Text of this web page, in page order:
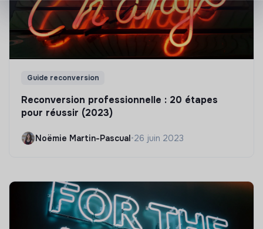
Guide reconversion
Reconversion professionnelle : 20 étapes
pour réussir (2023)
Noëmie Martin-Pascual•26 juin 2023